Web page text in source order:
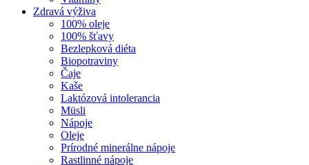
Zdravá výživa
100% oleje
100% šťavy
Bezlepková diéta
Biopotraviny
Čaje
Kaše
Laktózová intolerancia
Müsli
Nápoje
Oleje
Prírodné minerálne nápoje
Rastlinné nápoje